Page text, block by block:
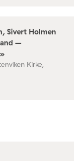
Sivert Holmen
–
Kirke,